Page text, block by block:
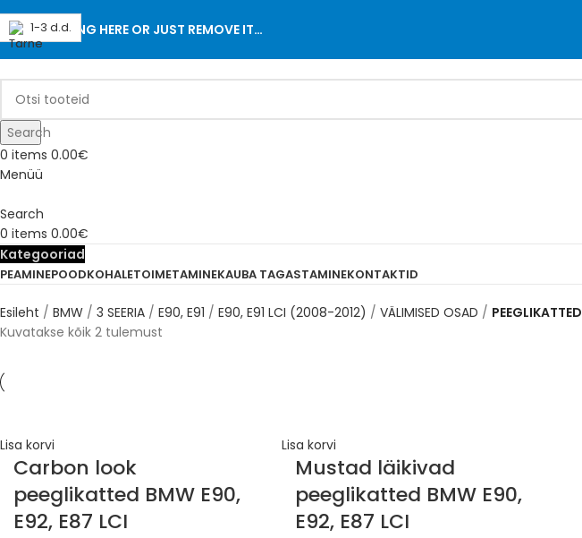
ADD ANYTHING HERE OR JUST REMOVE IT…
Search
0 items 0.00€
Menüü
Search
0 items 0.00€
Kategooriad
PEAMINEPOODKOHALETOIMETAMINEKAUBA TAGASTAMINEKONTAKTID
Esileht BMW 3 SEERIA E90, E91 E90, E91 LCI (2008-2012) VÄLIMISED OSAD
PEEGLIKATTED
Kuvatakse kõik 2 tulemust
1-3 d.d.
Lisa korvi
Carbon look
peeglikatted BMW E90,
E92, E87 LCI
1-3 d.d.
Lisa korvi
Mustad läikivad
peeglikatted BMW E90,
E92, E87 LCI